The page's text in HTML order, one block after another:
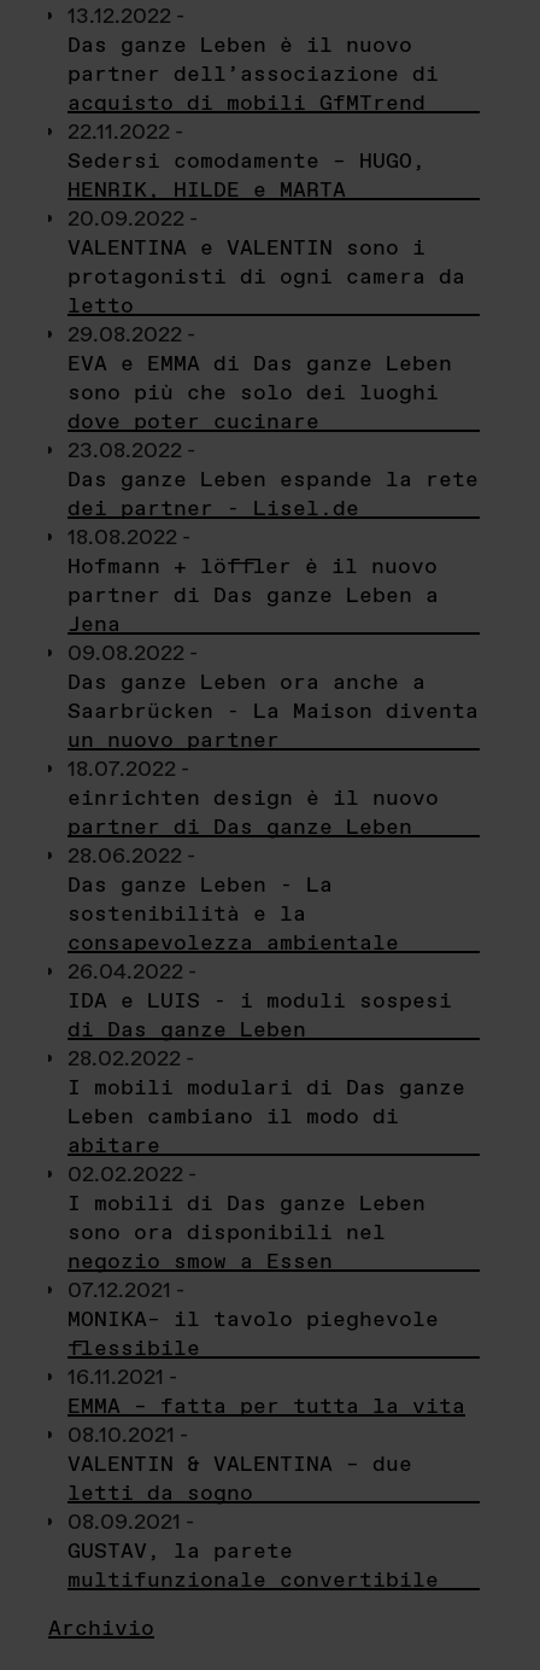
13.12.2022 -
Das ganze Leben è il nuovo
partner dell’associazione di
acquisto di mobili GfMTrend
22.11.2022 -
Sedersi comodamente – HUGO,
HENRIK, HILDE e MARTA
20.09.2022 -
VALENTINA e VALENTIN sono i
protagonisti di ogni camera da
letto
29.08.2022 -
EVA e EMMA di Das ganze Leben
sono più che solo dei luoghi
dove poter cucinare
23.08.2022 -
Das ganze Leben espande la rete
dei partner - Lisel.de
18.08.2022 -
Hofmann + löffler è il nuovo
partner di Das ganze Leben a
Jena
09.08.2022 -
Das ganze Leben ora anche a
Saarbrücken - La Maison diventa
un nuovo partner
18.07.2022 -
einrichten design è il nuovo
partner di Das ganze Leben
28.06.2022 -
Das ganze Leben - La
sostenibilità e la
consapevolezza ambientale
26.04.2022 -
IDA e LUIS - i moduli sospesi
di Das ganze Leben
28.02.2022 -
I mobili modulari di Das ganze
Leben cambiano il modo di
abitare
02.02.2022 -
I mobili di Das ganze Leben
sono ora disponibili nel
negozio smow a Essen
07.12.2021 -
MONIKA– il tavolo pieghevole
flessibile
16.11.2021 -
EMMA – fatta per tutta la vita
08.10.2021 -
VALENTIN & VALENTINA – due
letti da sogno
08.09.2021 -
GUSTAV, la parete
multifunzionale convertibile
Archivio